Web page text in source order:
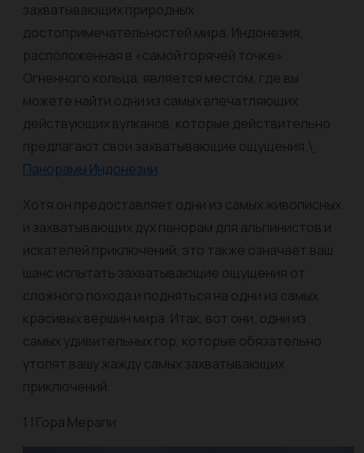
захватывающих природных
достопримечательностей мира. Индонезия,
расположенная в «самой горячей точке»
Огненного кольца, является местом, где вы
можете найти одни из самых впечатляющих
действующих вулканов, которые действительно
предлагают свои захватывающие ощущения.\
Панорамы Индонезии
Хотя он предоставляет одни из самых живописных
и захватывающих дух панорам для альпинистов и
искателей приключений, это также означает ваш
шанс испытать захватывающие ощущения от
сложного похода и подняться на одни из самых
красивых вершин мира. Итак, вот они, одни из
самых удивительных гор, которые обязательно
утолят вашу жажду самых захватывающих
приключений.
1 | Гора Мерапи